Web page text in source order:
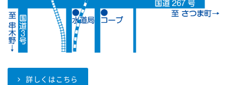
詳しくはこちら